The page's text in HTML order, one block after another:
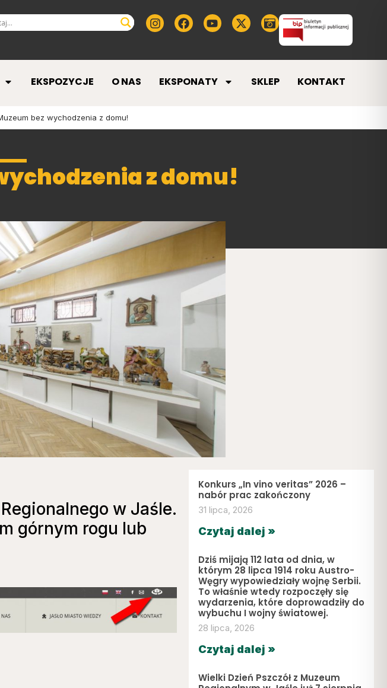
EKSPOZYCJE O NAS EKSPONATY SKLEP KONTAKT
bez wychodzenia z domu!
z domu!
w Jaśle.
górnym rogu lub
Konkurs „In vino veritas” 2026 –
nabór prac zakończony
31 lipca, 2026
Czytaj dalej »
Dziś mijają 112 lata od dnia, w
którym 28 lipca 1914 roku Austro-
Węgry wypowiedziały wojnę Serbii.
To właśnie wtedy rozpoczęły się
wydarzenia, które doprowadziły do
wybuchu I wojny światowej.
28 lipca, 2026
Czytaj dalej »
Wielki Dzień Pszczół z Muzeum